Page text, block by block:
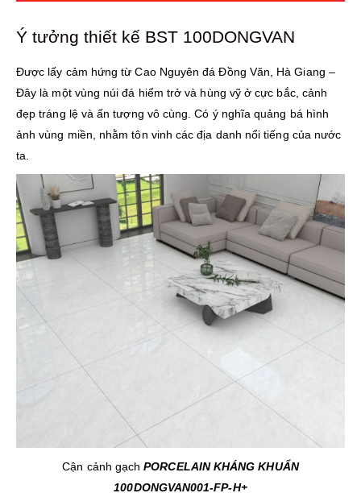
Ý tưởng thiết kế BST 100DONGVAN
Được lấy cảm hứng từ Cao Nguyên đá Đồng Văn, Hà Giang –
Đây là một vùng núi đá hiểm trở và hùng vỹ ở cực bắc, cảnh
đẹp tráng lệ và ấn tượng vô cùng. Có ý nghĩa quảng bá hình
ảnh vùng miền, nhằm tôn vinh các địa danh nổi tiếng của nước
ta.
Cận cảnh gạchPORCELAIN KHÁNG KHUẨN
100DONGVAN001-FP-H+